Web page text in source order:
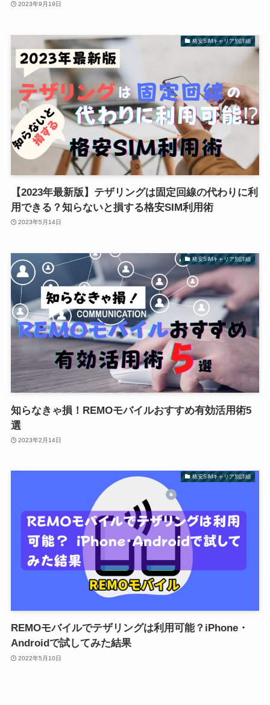
2023年9月19日
格安SIMキャリア別詳細
【2023年最新版】テザリングは固定回線の代わりに利
用できる？知らないと損する格安SIM利用術
2023年5月14日
格安SIMキャリア別詳細
知らなきゃ損！REMOモバイルおすすめ有効活用術5
選
2023年2月14日
格安SIMキャリア別詳細
REMOモバイルでテザリングは利用可能？iPhone・
Androidで試してみた結果
2022年5月10日